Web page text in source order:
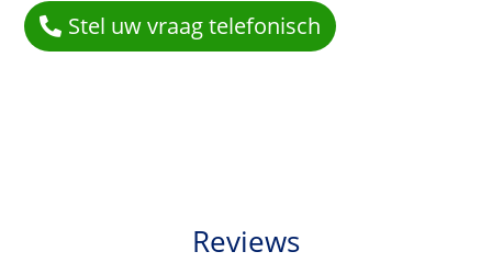
Stel uw vraag telefonisch
Reviews